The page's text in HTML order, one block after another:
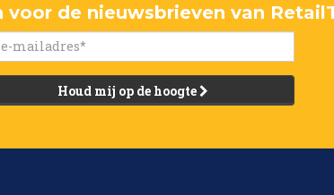
voor de nieuwsbrieven van
Houd mij op de hoogte